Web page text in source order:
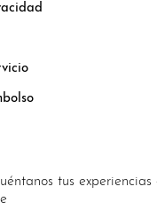
tus